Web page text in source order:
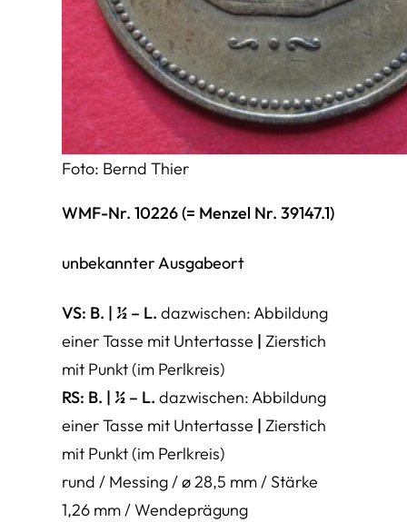
Foto: Bernd Thier
WMF-Nr. 10226 (= Menzel Nr. 39147.1)
unbekannter Ausgabeort
VS: B. | ½ – L. dazwischen: Abbildung
einer Tasse mit Untertasse | Zierstich
mit Punkt (im Perlkreis)
RS: B. | ½ – L. dazwischen: Abbildung
einer Tasse mit Untertasse | Zierstich
mit Punkt (im Perlkreis)
rund / Messing / ø 28,5 mm / Stärke
1,26 mm / Wendeprägung